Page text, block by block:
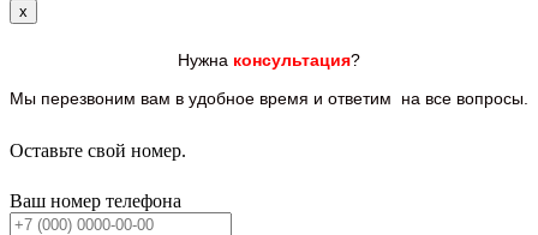
x
Нужна консультация?
Мы перезвоним вам в удобное время и ответим на все вопросы.
Оставьте свой номер.
Ваш номер телефона